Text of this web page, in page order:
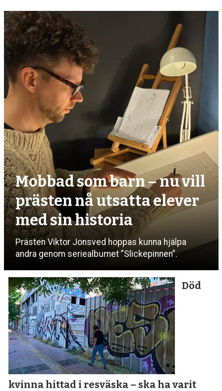
Mobbad som barn – nu vill
prästen nå utsatta elever
med sin historia
Prästen Viktor Jonsved hoppas kunna hjälpa
andra genom seriealbumet ”Slickepinnen”.
Död
kvinna hittad i resväska – ska ha varit